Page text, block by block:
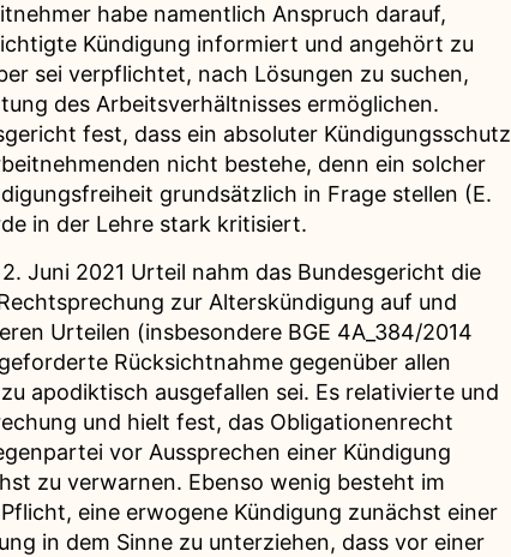
habe namentlich Anspruch darauf,
Kündigung informiert und angehört zu
sei verpflichtet, nach Lösungen zu suchen,
des Arbeitsverhältnisses ermöglichen.
fest, dass ein absoluter Kündigungsschutz
nicht bestehe, denn ein solcher
grundsätzlich in Frage stellen (E.
in der Lehre stark kritisiert.
Juni 2021 Urteil nahm das Bundesgericht die
zur Alterskündigung auf und
Urteilen (insbesondere BGE 4A_384/2014
Rücksichtnahme gegenüber allen
apodiktisch ausgefallen sei. Es relativierte und
und hielt fest, das Obligationenrecht
vor Aussprechen einer Kündigung
zu verwarnen. Ebenso wenig besteht im
eine erwogene Kündigung zunächst einer
in dem Sinne zu unterziehen, dass vor einer